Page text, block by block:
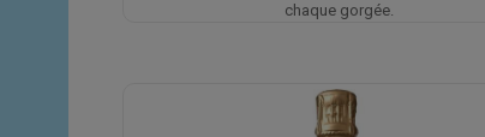
chaque gorgée.